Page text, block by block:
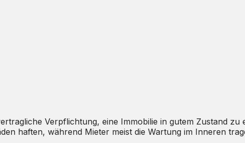
Verpflichtung, eine Immobilie in gutem Zustand zu
haften, während Mieter meist die Wartung im Inneren